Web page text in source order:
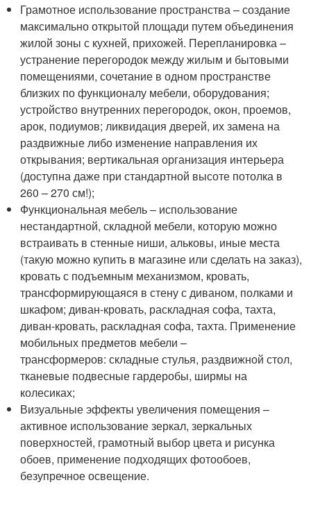
Грамотное использование пространства – создание
максимально открытой площади путем объединения
жилой зоны с кухней, прихожей. Перепланировка –
устранение перегородок между жилым и бытовыми
помещениями, сочетание в одном пространстве
близких по функционалу мебели, оборудования;
устройство внутренних перегородок, окон, проемов,
арок, подиумов; ликвидация дверей, их замена на
раздвижные либо изменение направления их
открывания; вертикальная организация интерьера
(доступна даже при стандартной высоте потолка в
260 – 270 см!);
Функциональная мебель – использование
нестандартной, складной мебели, которую можно
встраивать в стенные ниши, альковы, иные места
(такую можно купить в магазине или сделать на заказ),
кровать с подъемным механизмом, кровать,
трансформирующаяся в стену с диваном, полками и
шкафом; диван-кровать, раскладная софа, тахта,
диван-кровать, раскладная софа, тахта. Применение
мобильных предметов мебели –
трансформеров: складные стулья, раздвижной стол,
тканевые подвесные гардеробы, ширмы на
колесиках;
Визуальные эффекты увеличения помещения –
активное использование зеркал, зеркальных
поверхностей, грамотный выбор цвета и рисунка
обоев, применение подходящих фотообоев,
безупречное освещение.